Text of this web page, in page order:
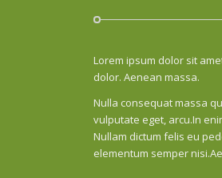
Lorem ipsum dolor sit
dolor. Aenean massa.
Nulla consequat massa
vulputate eget, arcu.In
Nullam dictum felis eu
elementum semper